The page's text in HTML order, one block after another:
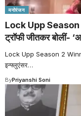
मनोरंजन
Lock Upp Season
ट्रॉफी जीतकर बोलीं-
Lock Upp Season 2
इन्फ्लुएंसर…
ByPriyanshi Soni